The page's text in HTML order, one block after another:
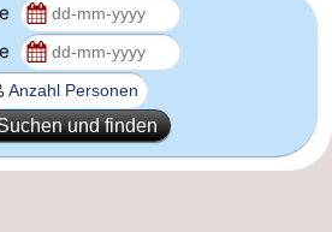
und finden